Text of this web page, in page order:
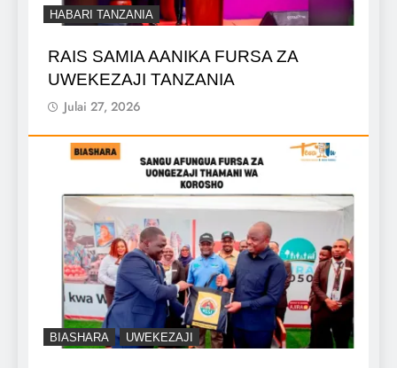
HABARI TANZANIA
RAIS SAMIA AANIKA FURSA ZA
UWEKEZAJI TANZANIA
Julai 27, 2026
BIASHARA UWEKEZAJI